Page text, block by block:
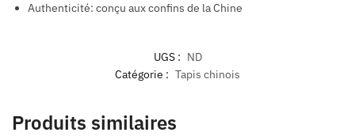
Authenticité: conçu aux confins de la Chine
UGS : ND
Catégorie : Tapis chinois
Produits similaires